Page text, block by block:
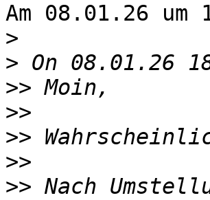
Am 08.01.26
>
> On 08.01.26
>>
>>
>>
>>
>> Nach